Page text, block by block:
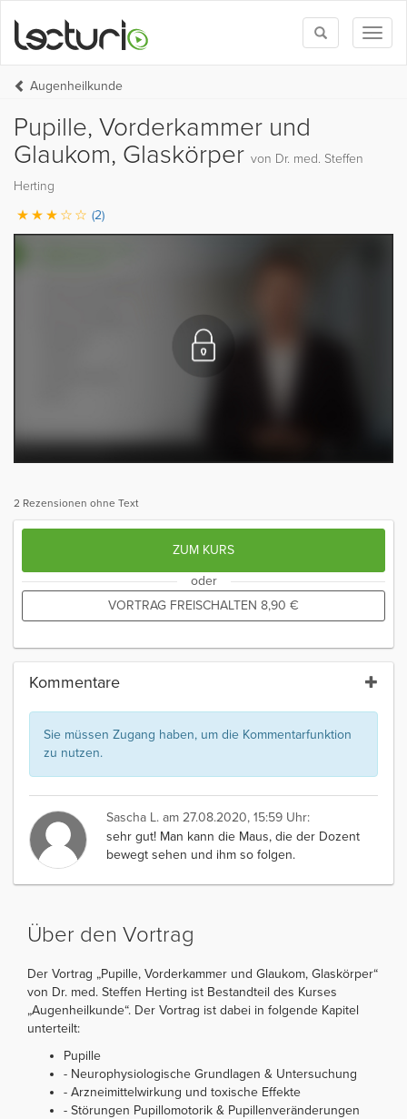
Toggle
search
Augenheilkunde
Pupille, Vorderkammer und
Glaukom, Glaskörper von Dr. med. Steffen
Herting
(2)
2 Rezensionen ohne Text
ZUM KURS
oder
VORTRAG FREISCHALTEN 8,90 €
Kommentare
Sie müssen Zugang haben, um die Kommentarfunktion
zu nutzen.
Sascha L. am 27.08.2020, 15:59 Uhr:
sehr gut! Man kann die Maus, die der Dozent
bewegt sehen und ihm so folgen.
Über den Vortrag
Der Vortrag „Pupille, Vorderkammer und Glaukom, Glaskörper“
von Dr. med. Steffen Herting ist Bestandteil des Kurses
„Augenheilkunde“. Der Vortrag ist dabei in folgende Kapitel
unterteilt:
Pupille
- Neurophysiologische Grundlagen & Untersuchung
- Arzneimittelwirkung und toxische Effekte
- Störungen Pupillomotorik & Pupillenveränderungen